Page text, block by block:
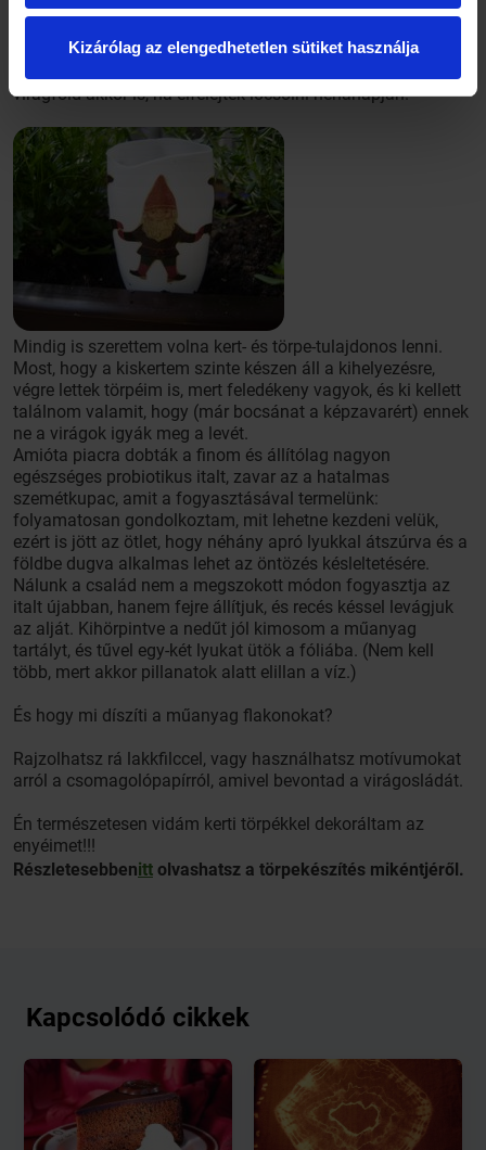
Kizárólag az elengedhetetlen sütiket használja
A kerti törpéim gondoskodnak arról, hogy nedves legyen a
virágföld akkor is, ha elfelejtek locsolni néhanapján.
Mindig is szerettem volna kert- és törpe-tulajdonos lenni.
Most, hogy a kiskertem szinte készen áll a kihelyezésre,
végre lettek törpéim is, mert feledékeny vagyok, és ki kellett
találnom valamit, hogy (már bocsánat a képzavarért) ennek
ne a virágok igyák meg a levét.
Amióta piacra dobták a finom és állítólag nagyon
egészséges probiotikus italt, zavar az a hatalmas
szemétkupac, amit a fogyasztásával termelünk:
folyamatosan gondolkoztam, mit lehetne kezdeni velük,
ezért is jött az ötlet, hogy néhány apró lyukkal átszúrva és a
földbe dugva alkalmas lehet az öntözés késleltetésére.
Nálunk a család nem a megszokott módon fogyasztja az
italt újabban, hanem fejre állítjuk, és recés késsel levágjuk
az alját. Kihörpintve a nedűt jól kimosom a műanyag
tartályt, és tűvel egy-két lyukat ütök a fóliába. (Nem kell
több, mert akkor pillanatok alatt elillan a víz.)
És hogy mi díszíti a műanyag flakonokat?
Rajzolhatsz rá lakkfilccel, vagy használhatsz motívumokat
arról a csomagolópapírról, amivel bevontad a virágosládát.
Én természetesen vidám kerti törpékkel dekoráltam az
enyéimet!!!
Részletesebbenitt olvashatsz a törpekészítés mikéntjéről.
Kapcsolódó cikkek